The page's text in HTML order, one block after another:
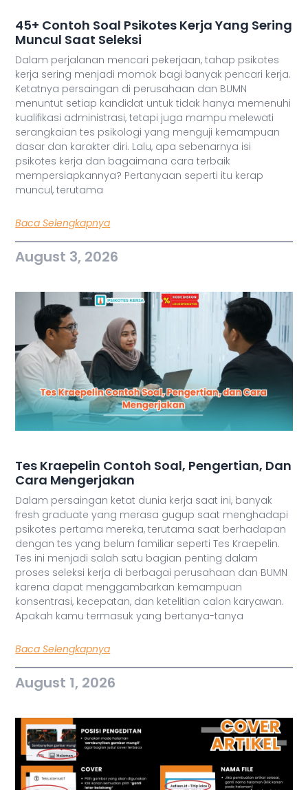
45+ Contoh Soal Psikotes Kerja Yang Sering
Muncul Saat Seleksi
Dalam perjalanan mencari pekerjaan, tahap psikotes
kerja sering menjadi momok bagi banyak pencari kerja.
Ketatnya persaingan di perusahaan dan BUMN
menuntut setiap kandidat untuk tidak hanya memenuhi
kualifikasi administrasi, tetapi juga mampu melewati
serangkaian tes psikologi yang menguji kemampuan
dasar dan karakter diri. Lalu, apa sebenarnya isi
psikotes kerja dan bagaimana cara terbaik
mempersiapkannya? Pertanyaan seperti itu kerap
muncul, terutama
Baca Selengkapnya
August 3, 2026
Tes Kraepelin Contoh Soal, Pengertian, Dan
Cara Mengerjakan
Dalam persaingan ketat dunia kerja saat ini, banyak
fresh graduate yang merasa gugup saat menghadapi
psikotes pertama mereka, terutama saat berhadapan
dengan tes yang belum familiar seperti Tes Kraepelin.
Tes ini menjadi salah satu bagian penting dalam
proses seleksi kerja di berbagai perusahaan dan BUMN
karena dapat menggambarkan kemampuan
konsentrasi, kecepatan, dan ketelitian calon karyawan.
Apakah kamu termasuk yang bertanya-tanya
Baca Selengkapnya
August 1, 2026